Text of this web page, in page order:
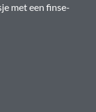
met een finse-